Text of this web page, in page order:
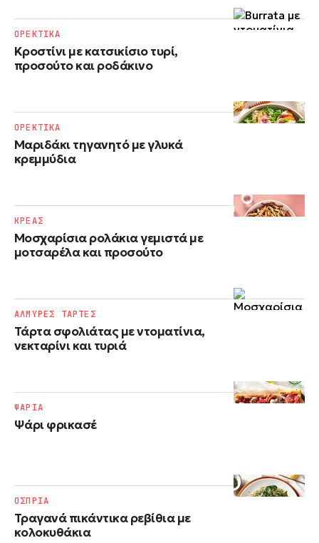
Κροστίνι με κατσικίσιο τυρί,
προσούτο και ροδάκινο
ΟΡΕΚΤΙΚΑ
Μαριδάκι τηγανητό με γλυκά
κρεμμύδια
ΟΡΕΚΤΙΚΑ
Μοσχαρίσια ρολάκια γεμιστά με
μοτσαρέλα και προσούτο
ΚΡΕΑΣ
Τάρτα σφολιάτας με ντοματίνια,
νεκταρίνι και τυριά
ΑΛΜΥΡΕΣ ΤΑΡΤΕΣ
Ψάρι φρικασέ
ΨΑΡΙΑ
Τραγανά πικάντικα ρεβίθια με
κολοκυθάκια
ΟΣΠΡΙΑ